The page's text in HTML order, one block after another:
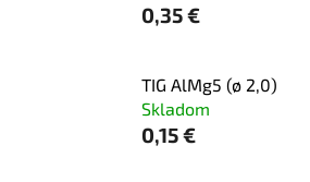
0,35 €
TIG AlMg5 (ø 2,0)
Skladom
0,15 €